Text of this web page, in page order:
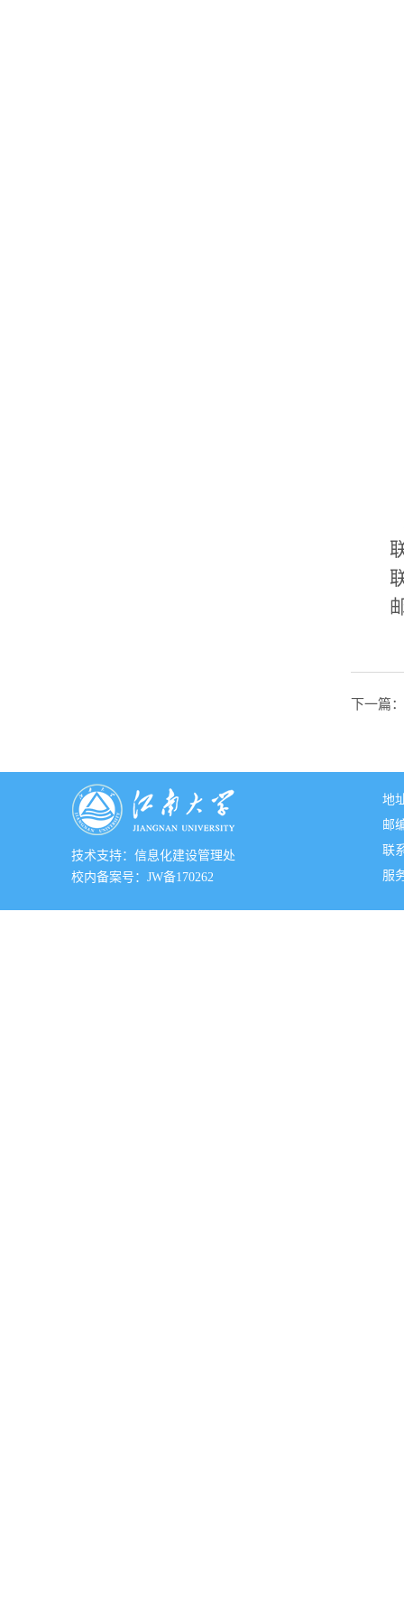
下一篇：
技术支持：信息化建设管理处
校内备案号：JW备170262
地
邮
联
服